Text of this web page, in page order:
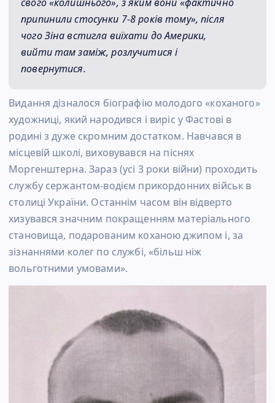
припинили стосунки 7-8 років тому», після
чого Зіна встигла виїхати до Америки,
вийти там заміж, розлучитися і
повернутися.
Видання дізналося біографію молодого «коханого»
художниці, який народився і виріс у Фастові в
родині з дуже скромним достатком. Навчався в
місцевій школі, виховувався на піснях
Моргенштерна. Зараз (усі 3 роки війни) проходить
службу сержантом-водієм прикордонних військ в
столиці України. Останнім часом він відверто
хизувався значним покращенням матеріального
становища, подарованим коханою джипом і, за
зізнаннями колег по службі, «більш ніж
вольготними умовами».